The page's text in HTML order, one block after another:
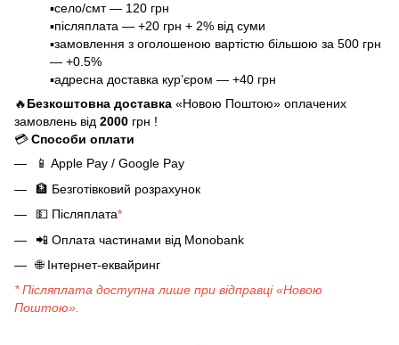
▪️село/смт — 120 грн
▪️післяплата — +20 грн + 2% від суми
▪️замовлення з оголошеною вартістю більшою за 500 грн
— +0.5%
▪️адресна доставка кур’єром — +40 грн
🔥Безкоштовна доставка «Новою Поштою» оплачених
замовлень від 2000 грн !
💳 Способи оплати
📱 Apple Pay / Google Pay
🏦 Безготівковий розрахунок
💵 Післяплата*
📲 Оплата частинами від Monobank
🌐Інтернет-еквайринг
* Післяплата доступна лише при відправці «Новою
Поштою».